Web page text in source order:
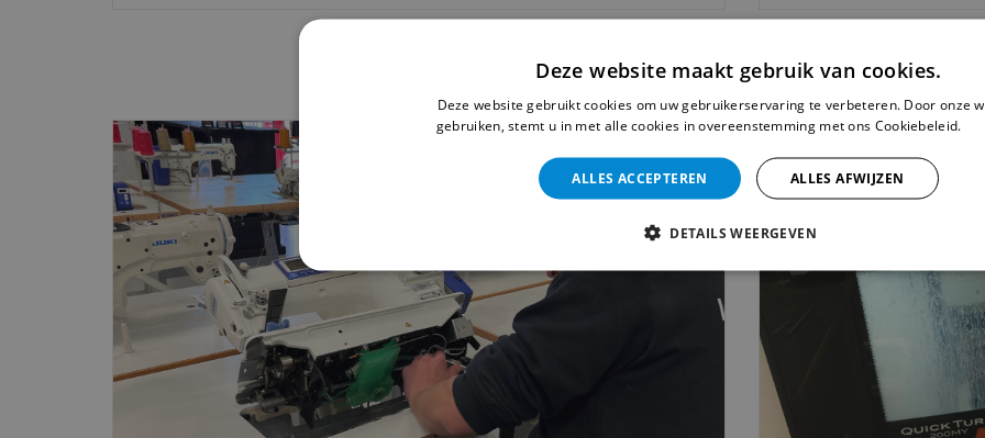
Deze website maakt gebruik van cookies.
Deze website gebruikt cookies om uw gebruikerservaring te verbeteren. Door onze
gebruiken, stemt u in met alle cookies in overeenstemming met ons Cookiebeleid.
ALLES ACCEPTEREN ALLES AFWIJZEN
DETAILS WEERGEVEN